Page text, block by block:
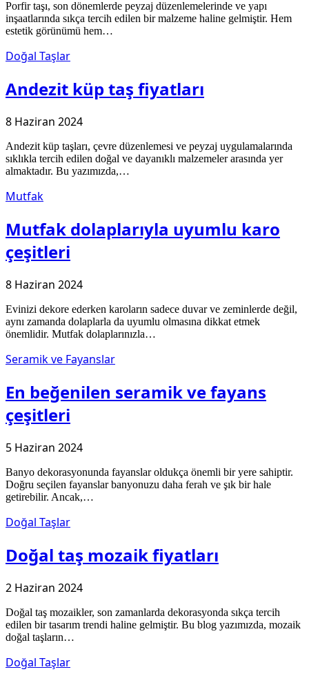
Porfir taşı, son dönemlerde peyzaj düzenlemelerinde ve yapı
inşaatlarında sıkça tercih edilen bir malzeme haline gelmiştir. Hem
estetik görünümü hem…
Doğal Taşlar
Andezit küp taş fiyatları
8 Haziran 2024
Andezit küp taşları, çevre düzenlemesi ve peyzaj uygulamalarında
sıklıkla tercih edilen doğal ve dayanıklı malzemeler arasında yer
almaktadır. Bu yazımızda,…
Mutfak
Mutfak dolaplarıyla uyumlu karo
çeşitleri
8 Haziran 2024
Evinizi dekore ederken karoların sadece duvar ve zeminlerde değil,
aynı zamanda dolaplarla da uyumlu olmasına dikkat etmek
önemlidir. Mutfak dolaplarınızla…
Seramik ve Fayanslar
En beğenilen seramik ve fayans
çeşitleri
5 Haziran 2024
Banyo dekorasyonunda fayanslar oldukça önemli bir yere sahiptir.
Doğru seçilen fayanslar banyonuzu daha ferah ve şık bir hale
getirebilir. Ancak,…
Doğal Taşlar
Doğal taş mozaik fiyatları
2 Haziran 2024
Doğal taş mozaikler, son zamanlarda dekorasyonda sıkça tercih
edilen bir tasarım trendi haline gelmiştir. Bu blog yazımızda, mozaik
doğal taşların…
Doğal Taşlar